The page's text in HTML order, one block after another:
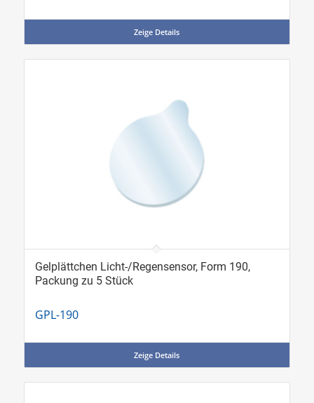
Zeige Details
Gelplättchen Licht-/Regensensor, Form 190,
Packung zu 5 Stück
GPL-190
Zeige Details